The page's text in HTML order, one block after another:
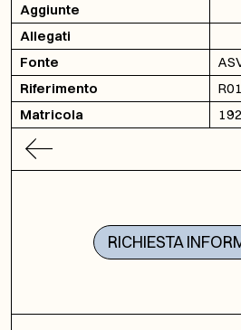
Aggiunte
Allegati
Fonte
Riferimento
Matricola
192
RICHIESTA